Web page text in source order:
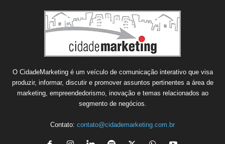
O CidadeMarketing é um veículo de comunicação interativo que visa
produzir, informar, discutir e promover assuntos pertinentes a área de
marketing, empreendedorismo, inovação e temas relacionados ao
segmento de negócios.
Contato: contato@cidademarketing.com.br